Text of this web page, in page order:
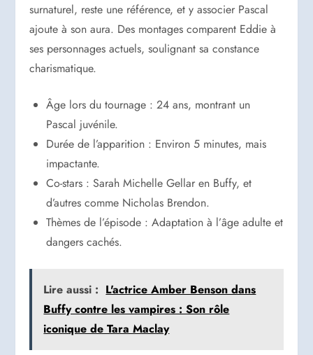
surnaturel, reste une référence, et y associer Pascal
ajoute à son aura. Des montages comparent Eddie à
ses personnages actuels, soulignant sa constance
charismatique.
Âge lors du tournage : 24 ans, montrant un
Pascal juvénile.
Durée de l’apparition : Environ 5 minutes, mais
impactante.
Co-stars : Sarah Michelle Gellar en Buffy, et
d’autres comme Nicholas Brendon.
Thèmes de l’épisode : Adaptation à l’âge adulte et
dangers cachés.
Lire aussi : L'actrice Amber Benson dans
Buffy contre les vampires : Son rôle
iconique de Tara Maclay